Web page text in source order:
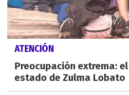
ATENCIÓN
Preocupación extrema:
estado de Zulma Lobato